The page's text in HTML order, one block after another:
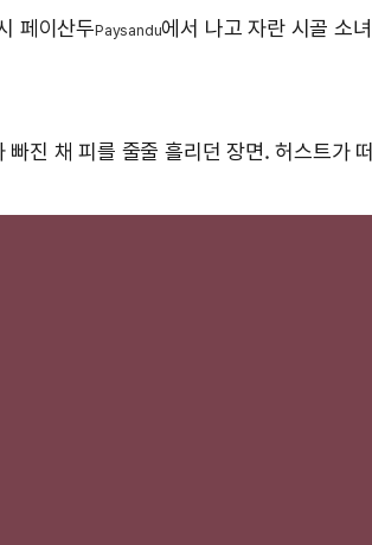
페이산두Paysandu에서 나고 자란 시골 소
진 채 피를 줄줄 흘리던 장면. 허스트가